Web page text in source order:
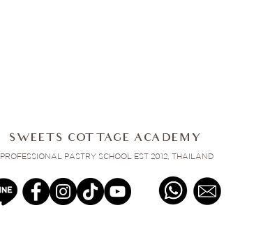
SWEETS COTTAGE ACADEMY
PROFESSIONAL PASTRY SCHOOL EST 2012, THAILAND